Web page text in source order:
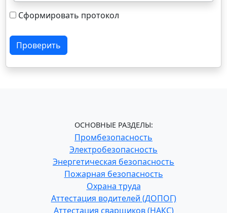
Сформировать протокол
Проверить
ОСНОВНЫЕ РАЗДЕЛЫ:
Промбезопасность
Электробезопасность
Энергетическая безопасность
Пожарная безопасность
Охрана труда
Аттестация водителей (ДОПОГ)
Аттестация сварщиков (НАКС)